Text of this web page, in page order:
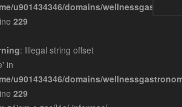
u901434346/domains/
229
: Illegal string offset
in
u901434346/domains/
229